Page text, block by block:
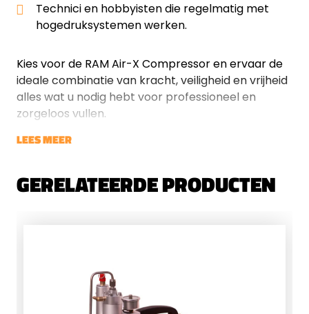
Technici en hobbyisten die regelmatig met
hogedruksystemen werken.
Kies voor de RAM Air-X Compressor en ervaar de
ideale combinatie van kracht, veiligheid en vrijheid
alles wat u nodig hebt voor professioneel en
zorgeloos vullen.
LEES MEER
GERELATEERDE PRODUCTEN